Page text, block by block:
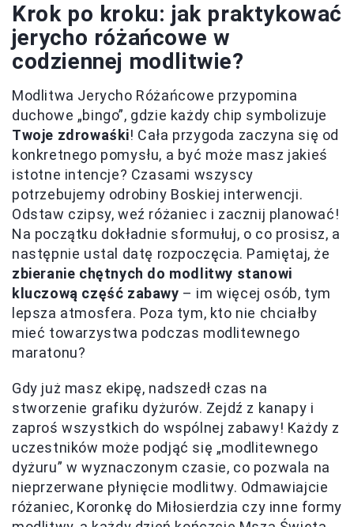
Krok po kroku: jak praktykować
jerycho różańcowe w
codziennej modlitwie?
Modlitwa Jerycho Różańcowe przypomina
duchowe „bingo”, gdzie każdy chip symbolizuje
Twoje zdrowaśki! Cała przygoda zaczyna się od
konkretnego pomysłu, a być może masz jakieś
istotne intencje? Czasami wszyscy
potrzebujemy odrobiny Boskiej interwencji.
Odstaw czipsy, weź różaniec i zacznij planować!
Na początku dokładnie sformułuj, o co prosisz, a
następnie ustal datę rozpoczęcia. Pamiętaj, że
zbieranie chętnych do modlitwy stanowi
kluczową część zabawy – im więcej osób, tym
lepsza atmosfera. Poza tym, kto nie chciałby
mieć towarzystwa podczas modlitewnego
maratonu?
Gdy już masz ekipę, nadszedł czas na
stworzenie grafiku dyżurów. Zejdź z kanapy i
zaproś wszystkich do wspólnej zabawy! Każdy z
uczestników może podjąć się „modlitewnego
dyżuru” w wyznaczonym czasie, co pozwala na
nieprzerwane płynięcie modlitwy. Odmawiajcie
różaniec, Koronkę do Miłosierdzia czy inne formy